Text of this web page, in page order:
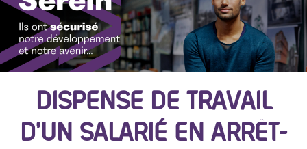
DISPENSE DE TRAVAIL
D’UN SALARIÉ EN ARRÊT-